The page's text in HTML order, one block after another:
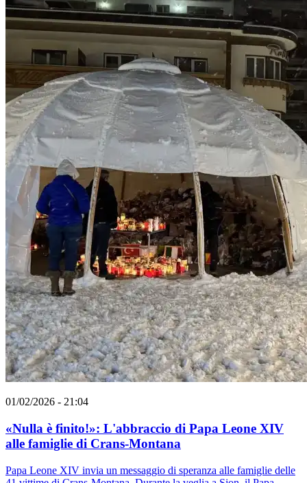
01/02/2026 - 21:04
«Nulla è finito!»: L'abbraccio di Papa Leone XIV
alle famiglie di Crans-Montana
Papa Leone XIV invia un messaggio di speranza alle famiglie delle